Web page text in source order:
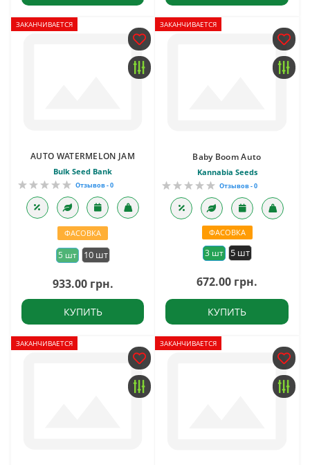
ЗАКАНЧИВАЕТСЯ
AUTO WATERMELON JAM
Bulk Seed Bank
Отзывов - 0
ФАСОВКА
5 шт 10 шт
933.00 грн.
КУПИТЬ
ЗАКАНЧИВАЕТСЯ
Baby Boom Auto
Kannabia Seeds
Отзывов - 0
ФАСОВКА
3 шт 5 шт
672.00 грн.
КУПИТЬ
ЗАКАНЧИВАЕТСЯ ЗАКАНЧИВАЕТСЯ